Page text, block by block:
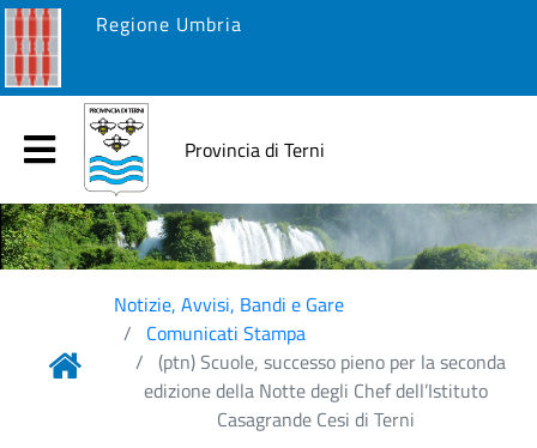
Regione Umbria
Provincia di Terni
Notizie, Avvisi, Bandi e Gare
Comunicati Stampa
(ptn) Scuole, successo pieno per la seconda
edizione della Notte degli Chef dell’Istituto
Casagrande Cesi di Terni